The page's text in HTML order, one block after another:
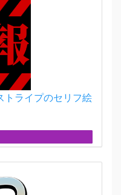
トライプのセリフ絵